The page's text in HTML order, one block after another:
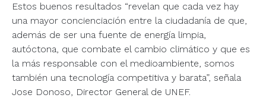
Estos buenos resultados “revelan que cada vez hay
una mayor concienciación entre la ciudadanía de que,
además de ser una fuente de energía limpia,
autóctona, que combate el cambio climático y que es
la más responsable con el medioambiente, somos
también una tecnología competitiva y barata”, señala
Jose Donoso, Director General de UNEF.